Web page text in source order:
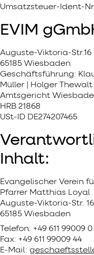
Umsatzsteuer-Ident-Nr.:
EVIM
Auguste-Viktoria-Str.16
65185 Wiesbaden
Geschäftsführung:
Müller | Holger Thewalt
Amtsgericht
HRB 21868
USt-ID DE274207465
Inhalt:
Evangelischer Verein
Pfarrer Matthias Loyal
Auguste-Viktoria-Str. 16
65185 Wiesbaden
Telefon: +49 611 99009 0
Fax: +49 611 99009 44
E-Mail: